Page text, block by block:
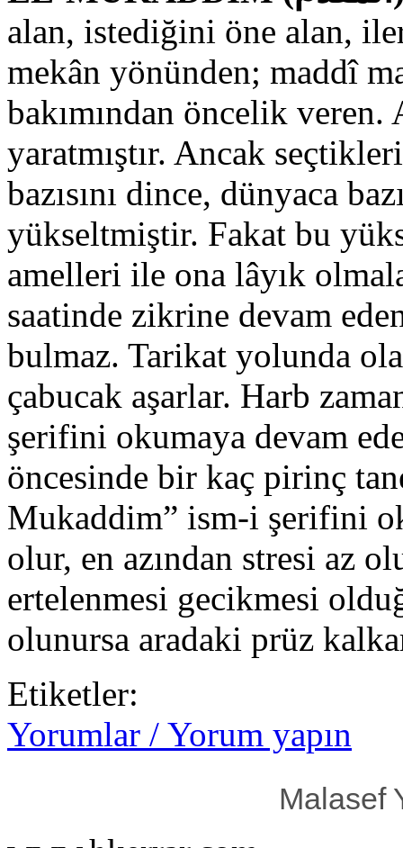
alan, istediğini öne alan,
mekân yönünden; maddî
bakımından öncelik
yaratmıştır. Ancak
bazısını dince, dünyaca
yükseltmiştir. Fakat bu
amelleri ile ona lâyık
saatinde zikrine devam
bulmaz. Tarikat yolunda
çabucak aşarlar. Harb
şerifini okumaya devam
öncesinde bir kaç pirinç
Mukaddim” ism-i şerifini
olur, en azından stresi az
ertelenmesi gecikmesi
olunursa aradaki prüz
Etiketler:
Yorumlar / Yorum yapın
Malasef